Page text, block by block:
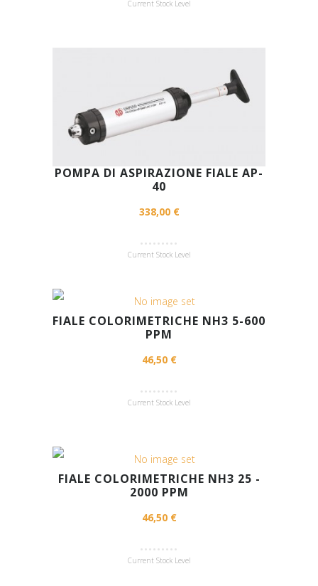
Current Stock Level
POMPA DI ASPIRAZIONE FIALE AP-
40
338,00 €
Current Stock Level
FIALE COLORIMETRICHE NH3 5-600
PPM
46,50 €
Current Stock Level
FIALE COLORIMETRICHE NH3 25 -
2000 PPM
46,50 €
Current Stock Level